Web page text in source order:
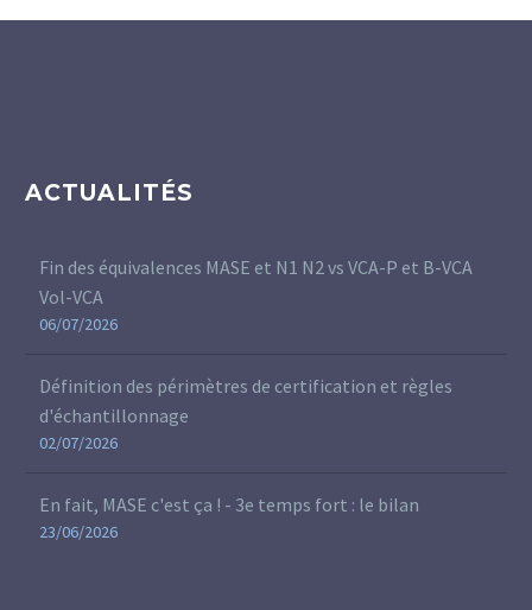
ACTUALITÉS
Fin des équivalences MASE et N1 N2 vs VCA-P et B-VCA
Vol-VCA
06/07/2026
Définition des périmètres de certification et règles
d'échantillonnage
02/07/2026
En fait, MASE c'est ça ! - 3e temps fort : le bilan
23/06/2026